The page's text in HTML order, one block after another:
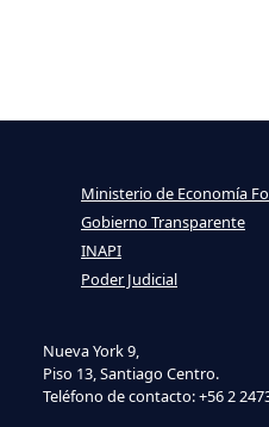
Nueva York 9,
Piso 13, Santiago Centro.
Teléfono de contacto: +56 2
Ministerio de Economía
Gobierno Transparente
INAPI
Poder Judicial